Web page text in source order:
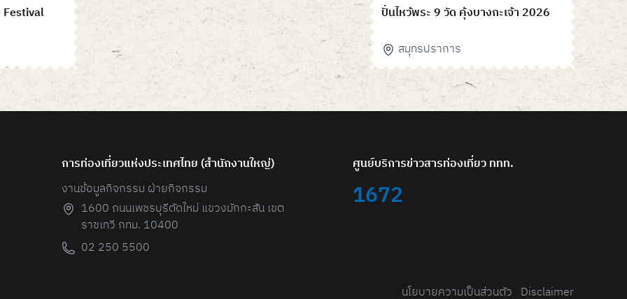
Festival
ปั่นไหว้พระ 9 วัด คุ้งบางกะเจ้า 2026
สมุทรปราการ
การท่องเที่ยวแห่งประเทศไทย (สํานักงานใหญ่)
งานข้อมูลกิจกรรม ฝ่ายกิจกรรม
1600 ถนนเพชรบุรีตัดใหม่ แขวงมักกะสัน เขต
ราชเทวี กทม. 10400
02 250 5500
ศูนย์บริการข่าวสารท่องเที่ยว ททท.
1672
นโยบายความเป็นส่วนตัว Disclaimer